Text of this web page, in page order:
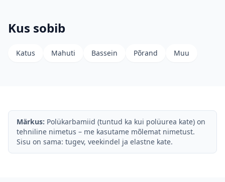
Kus sobib
Katus Mahuti Bassein Põrand Muu
Märkus: Polükarbamiid (tuntud ka kui polüurea kate) on
tehniline nimetus – me kasutame mõlemat nimetust.
Sisu on sama: tugev, veekindel ja elastne kate.